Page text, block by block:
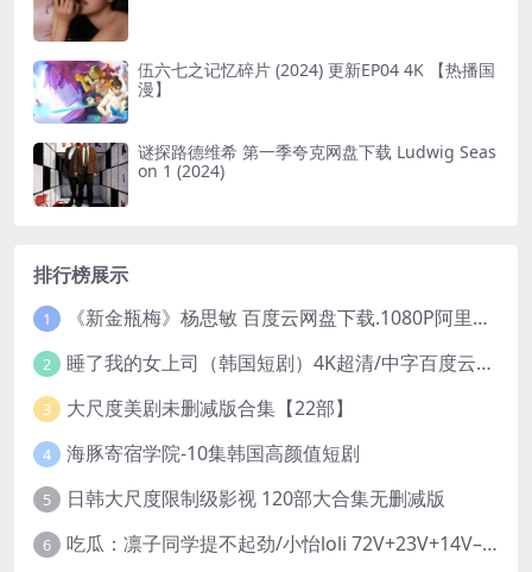
伍六七之记忆碎片 (2024) 更新EP04 4K 【热播国
漫】
谜探路德维希 第一季夸克网盘下载 Ludwig Seas
on 1 (2024)
排行榜展示
1 《新金瓶梅》杨思敏 百度云网盘下载.1080P阿里下载.国语中字.(1996)
2 睡了我的女上司（韩国短剧）4K超清/中字百度云网盘下载
3 大尺度美剧未删减版合集【22部】
4 海豚寄宿学院-10集韩国高颜值短剧
5 日韩大尺度限制级影视 120部大合集无删减版
6 吃瓜：凛子同学提不起劲/小怡loli 72V+23V+14V–24.02GB】